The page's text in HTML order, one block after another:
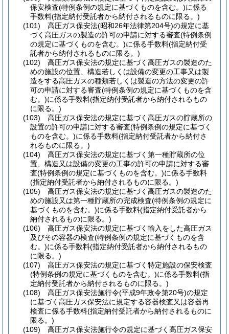
保安検査(特例条例の規定に基づくものを含む。)に係る
手数料(指定納付受託者から納付されるものに限る。)
(101)
高圧ガス保安法(昭和26年法律第204号)の規定に基
づく高圧ガスの製造の許可の申請に対する審査(特例条例
の規定に基づくものを含む。)に係る手数料(指定納付受
託者から納付されるものに限る。)
(102)
高圧ガス保安法の規定に基づく高圧ガスの製造のた
めの施設の位置、構造若しくは設備の変更の工事又は製
造をする高圧ガスの種類若しくは製造の方法の変更の許
可の申請に対する審査(特例条例の規定に基づくものを含
む。)に係る手数料(指定納付受託者から納付されるもの
に限る。)
(103)
高圧ガス保安法の規定に基づく高圧ガスの貯蔵所の
設置の許可の申請に対する審査(特例条例の規定に基づく
ものを含む。)に係る手数料(指定納付受託者から納付さ
れるものに限る。)
(104)
高圧ガス保安法の規定に基づく第一種貯蔵所の位
置、構造又は設備の変更の工事の許可の申請に対する審
査(特例条例の規定に基づくものを含む。)に係る手数料
(指定納付受託者から納付されるものに限る。)
(105)
高圧ガス保安法の規定に基づく高圧ガスの製造のた
めの施設又は第一種貯蔵所の完成検査(特例条例の規定に
基づくものを含む。)に係る手数料(指定納付受託者から
納付されるものに限る。)
(106)
高圧ガス保安法の規定に基づく輸入をした高圧ガス
及びその容器の検査(特例条例の規定に基づくものを含
む。)に係る手数料(指定納付受託者から納付されるもの
に限る。)
(107)
高圧ガス保安法の規定に基づく特定施設の保安検査
(特例条例の規定に基づくものを含む。)に係る手数料(指
定納付受託者から納付されるものに限る。)
(108)
高圧ガス保安法施行令(平成9年政令第20号)の規定
に基づく高圧ガス保安法に規定する容器検査又は容器再
検査に係る手数料(指定納付受託者から納付されるものに
限る。)
(109)
高圧ガス保安法施行令の規定に基づく高圧ガス保安